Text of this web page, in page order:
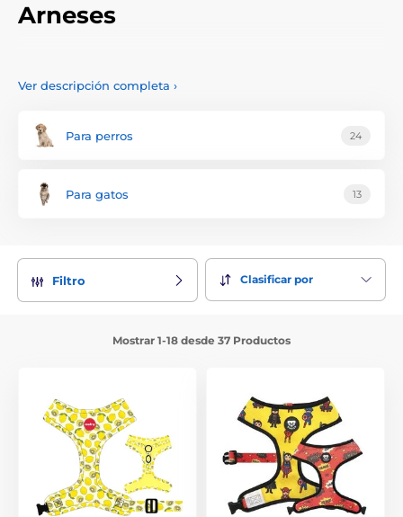
Arneses
adiestramiento. Hemos preparado para usted arneses de
en función del tamaño de la raza.
Ver descripción completa ›
Para perros 24
Para gatos 13
Filtro Clasificar por
Mostrar 1-18 desde 37 Productos